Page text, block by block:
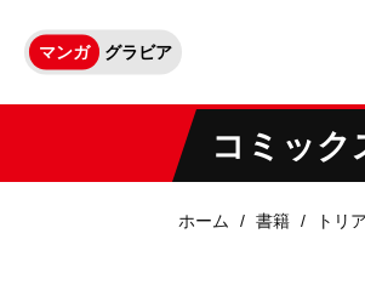
マンガ グラビア
コミック
ホーム 書籍 トリ